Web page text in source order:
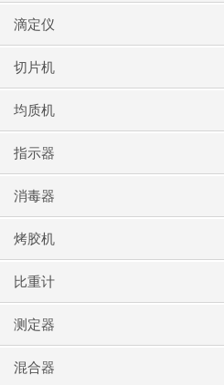
滴定仪
切片机
均质机
指示器
消毒器
烤胶机
比重计
测定器
混合器